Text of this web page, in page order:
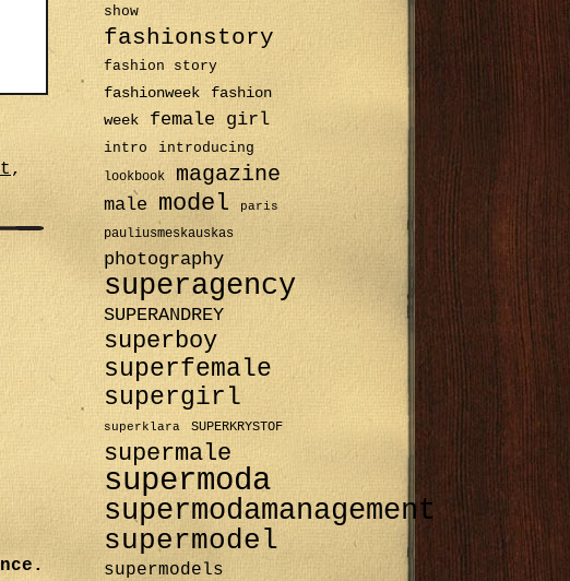
,
show
fashionstory
fashion story
fashionweek
fashion
week
female girl
intro
introducing
lookbook
magazine
male model paris
pauliusmeskauskas
photography
superagency
SUPERANDREY
superboy
superfemale
supergirl
superklara SUPERKRYSTOF
supermale
supermoda
supermodamanagement
supermodel
supermodels